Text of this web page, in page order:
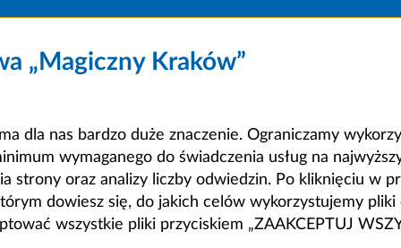
„Magiczny Kraków”
dla nas bardzo duże znaczenie. Ograniczamy
wymaganego do świadczenia usług na
strony oraz analizy liczby odwiedzin. Po kliknięciu w
dowiesz się, do jakich celów wykorzystujemy pliki
wszystkie pliki przyciskiem „ZAAKCEPTUJ